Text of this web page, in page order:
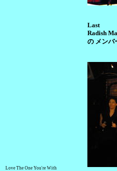
Last
Radish
の メンバ
Love The One You're With